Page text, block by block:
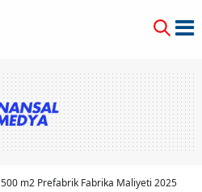
500 m2 Prefabrik Fabrika Maliyeti 2025